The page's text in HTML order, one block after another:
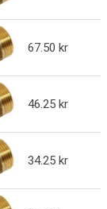
67.50
46.25
34.25